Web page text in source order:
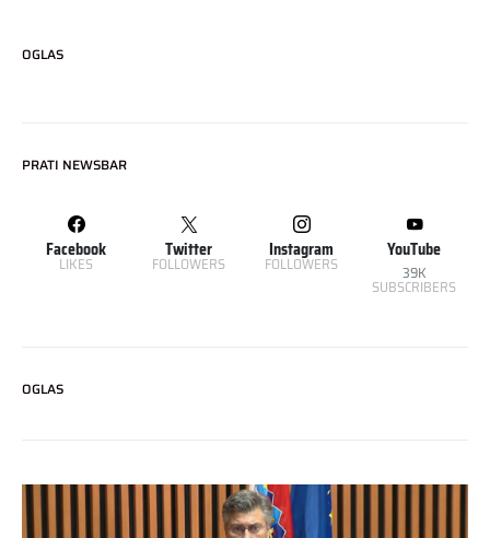
OGLAS
PRATI NEWSBAR
Facebook
LIKES
Twitter
FOLLOWERS
Instagram
FOLLOWERS
YouTube
39K
SUBSCRIBERS
OGLAS